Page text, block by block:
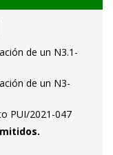
de un N3.1-
de un N3-
PUI/2021-047